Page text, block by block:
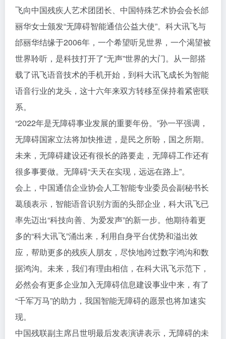
飞向中国残疾人艺术团团长、中国特殊艺术协会会长邰
丽华女士颁发“无障碍智能通信公益大使”。科大讯飞与
邰丽华结缘于2006年，一个希望听见世界，一个渴望被
世界聆听，是科技打开了“无声”世界的大门。从一部搭
载了讯飞语音技术的手机开始，到科大讯飞成长为智能
语音行业的龙头，这十六年来双方转移至保持着紧密联
系。
“2022年是无障碍事业发展的重要年份。”孙一平强调，
无障碍国家立法将加快推进，是民之所盼，国之所期。
未来，无障碍建设还有很长的路要走，无障碍工作还有
很多事要做。无障碍“天天在实现，远远在路上”。
会上，中国通信企业协会人工智能专业委员会副秘书长
葛颀表示，智能语音识别方面的头部企业，科大讯飞已
率先迈出“科技向善、为爱发声”的新一步。他期待着更
多的“科大讯飞”涌出来，利用自身平台优势和溢出效
应，帮助更多的残疾人朋友，尽快地跨过数字鸿沟和数
据鸿沟。未来，我们有理由相信，在科大讯飞示范下，
必然会有更多企业加入无障碍信息建设事业中来，有了
“千军万马”的助力，我国智能无障碍的愿景也将加速实
现。
中国残联副主席吕世明最后发表演讲表示，无障碍的未